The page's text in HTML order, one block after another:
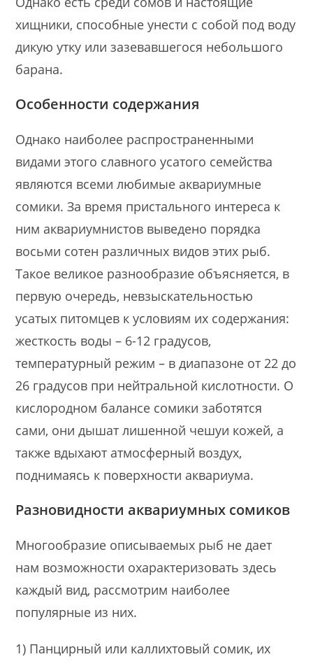
хищники, способные унести с собой под воду
дикую утку или зазевавшегося небольшого
барана.
Особенности содержания
Однако наиболее распространенными
видами этого славного усатого семейства
являются всеми любимые аквариумные
сомики. За время пристального интереса к
ним аквариумнистов выведено порядка
восьми сотен различных видов этих рыб.
Такое великое разнообразие объясняется, в
первую очередь, невзыскательностью
усатых питомцев к условиям их содержания:
жесткость воды – 6-12 градусов,
температурный режим – в диапазоне от 22 до
26 градусов при нейтральной кислотности. О
кислородном балансе сомики заботятся
сами, они дышат лишенной чешуи кожей, а
также вдыхают атмосферный воздух,
поднимаясь к поверхности аквариума.
Разновидности аквариумных сомиков
Многообразие описываемых рыб не дает
нам возможности охарактеризовать здесь
каждый вид, рассмотрим наиболее
популярные из них.
1) Панцирный или каллихтовый сомик, их